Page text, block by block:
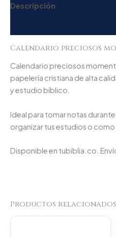
Descripción
Calendario preciosos
Calendario preciosos
papelería cristiana de alta
y estudio bíblico.
Ideal para tomar notas
organizar tus estudios o como
Disponible en tubiblia.co.
Productos relacionados
Current